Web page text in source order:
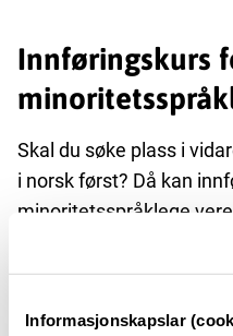
Informasjonskapslar
Innføringskurs
Skal du søke plass i
i norsk først? Då kan
minoritetsspråklege
har vi hatt dette
2022.